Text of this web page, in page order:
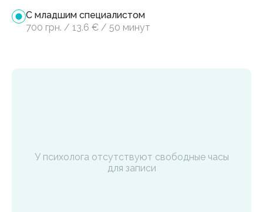
С младшим специалистом
700 грн. / 13.6 € / 50 минут
У психолога отсутствуют свободные часы
для записи